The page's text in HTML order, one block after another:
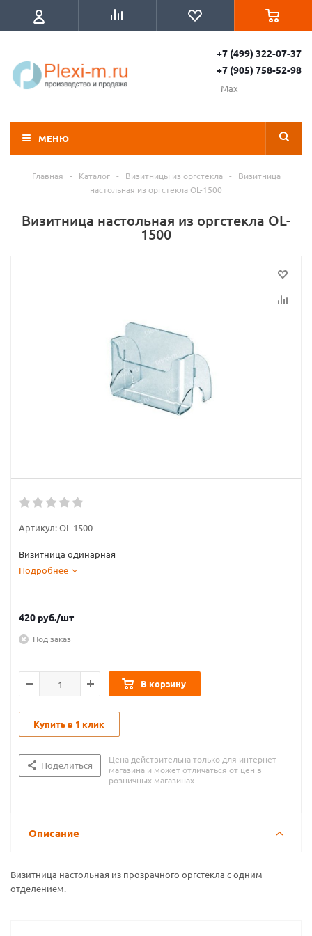
+7 (499) 322-07-37
+7 (905) 758-52-98
Max
МЕНЮ
Главная - Каталог - Визитницы из оргстекла -
Визитница
настольная из оргстекла OL-1500
Визитница настольная из оргстекла OL-
1500
Артикул:OL-1500
Визитница одинарная
Подробнее
420 руб./шт
Под заказ
В корзину
Купить в 1 клик
Поделиться
Цена действительна только для интернет-
магазина и может отличаться от цен в
розничных магазинах
Описание
Визитница настольная из прозрачного оргстекла с одним
отделением.